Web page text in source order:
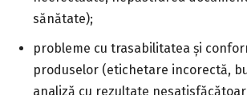
sănătate);
probleme cu trasabilitatea şi
produselor (etichetare incorectă,
analiză cu rezultate